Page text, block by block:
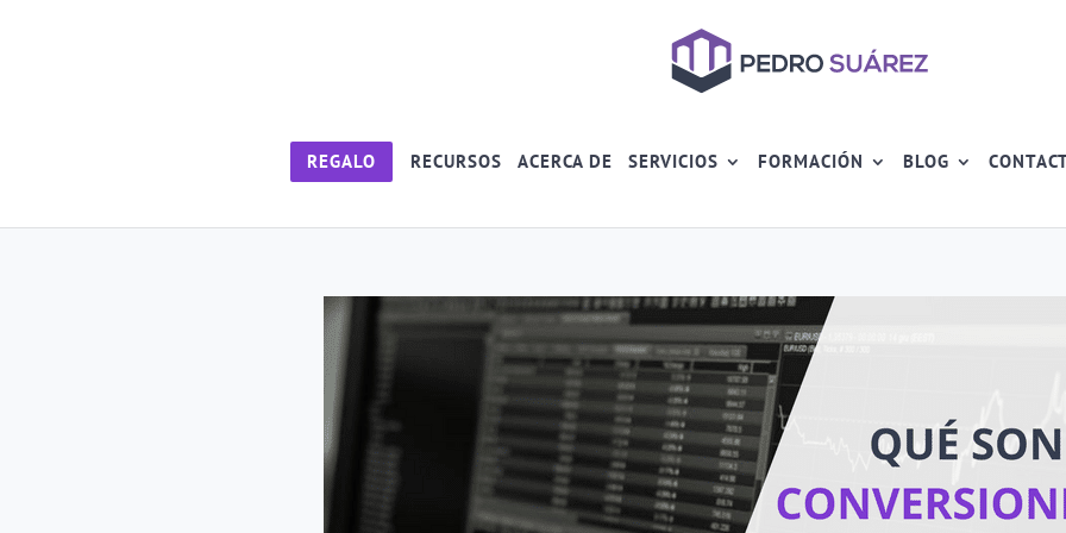
REGALO RECURSOS ACERCA DE SERVICIOS FORMACIÓN BLOG